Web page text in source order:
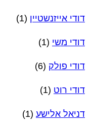
דודי אייזנשטיין (1)
דודי משי (1)
דודי פולק (6)
דודי רוט (1)
דניאל אלישע (1)